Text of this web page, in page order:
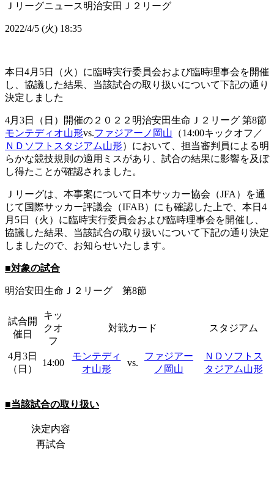
Ｊリーグニュース明治安田Ｊ２リーグ
2022/4/5 (火) 18:35
本日4月5日（火）に臨時実行委員会および臨時理事会を開催
し、協議した結果、当該試合の取り扱いについて下記の通り
決定しました
4月3日（日）開催の２０２２明治安田生命Ｊ２リーグ 第8節
モンテディオ山形vs.ファジアーノ岡山 （14:00キックオフ／
ＮＤソフトスタジアム山形）において、担当審判員による明
らかな競技規則の適用ミスがあり、試合の結果に影響を及ぼ
し得たことが確認されました。
Ｊリーグは、本事案について日本サッカー協会（JFA）を通
じて国際サッカー評議会（IFAB）にも確認した上で、本日4
月5日（火）に臨時実行委員会および臨時理事会を開催し、
協議した結果、当該試合の取り扱いについて下記の通り決定
しましたので、お知らせいたします。
■対象の試合
明治安田生命Ｊ２リーグ 第8節
試合開
催日
キッ
クオ
フ
対戦カード スタジアム
4月3日
（日）
14:00
モンテディ
オ山形
vs.
ファジアー
ノ岡山
ＮＤソフトス
タジアム山形
■当該試合の取り扱い
決定内容
再試合